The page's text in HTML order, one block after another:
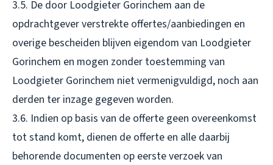
3.5. De door Loodgieter Gorinchem aan de
opdrachtgever verstrekte offertes/aanbiedingen en
overige bescheiden blijven eigendom van Loodgieter
Gorinchem en mogen zonder toestemming van
Loodgieter Gorinchem niet vermenigvuldigd, noch aan
derden ter inzage gegeven worden.
3.6. Indien op basis van de offerte geen overeenkomst
tot stand komt, dienen de offerte en alle daarbij
behorende documenten op eerste verzoek van